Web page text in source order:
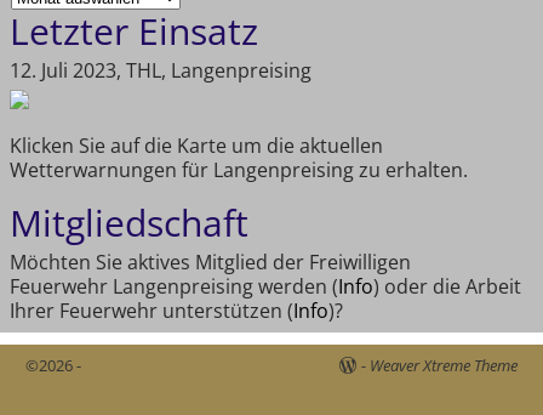
Letzter Einsatz
12. Juli 2023, THL, Langenpreising
Klicken Sie auf die Karte um die aktuellen
Wetterwarnungen für Langenpreising zu erhalten.
Mitgliedschaft
Möchten Sie aktives Mitglied der Freiwilligen
Feuerwehr Langenpreising werden (Info) oder die Arbeit
Ihrer Feuerwehr unterstützen (Info)?
©2026 - - Weaver Xtreme Theme